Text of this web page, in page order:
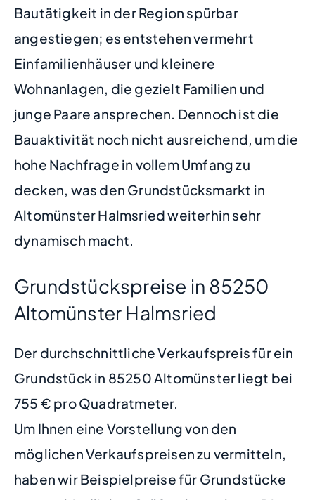
Bautätigkeit in der Region spürbar
angestiegen; es entstehen vermehrt
Einfamilienhäuser und kleinere
Wohnanlagen, die gezielt Familien und
junge Paare ansprechen. Dennoch ist die
Bauaktivität noch nicht ausreichend, um die
hohe Nachfrage in vollem Umfang zu
decken, was den Grundstücksmarkt in
Altomünster Halmsried weiterhin sehr
dynamisch macht.
Grundstückspreise in 85250
Altomünster Halmsried
Der durchschnittliche Verkaufspreis für ein
Grundstück in 85250 Altomünster liegt bei
755 € pro Quadratmeter.
Um Ihnen eine Vorstellung von den
möglichen Verkaufspreisen zu vermitteln,
haben wir Beispielpreise für Grundstücke